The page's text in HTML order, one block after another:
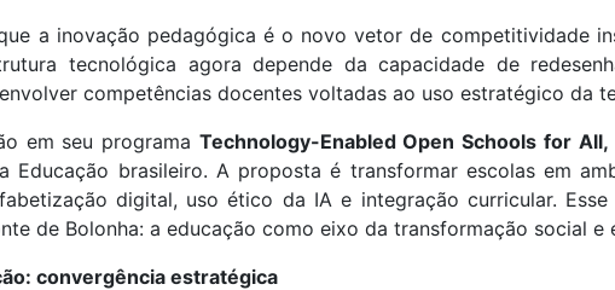
a inovação pedagógica é o novo vetor de competitividade
tecnológica agora depende da capacidade de
competências docentes voltadas ao uso estratégico da
em seu programa Technology-Enabled Open Schools for All,
Educação brasileiro. A proposta é transformar escolas em
digital, uso ético da IA e integração curricular.
de Bolonha: a educação como eixo da transformação social e
convergência estratégica